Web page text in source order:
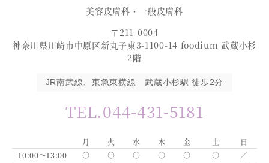
美容皮膚科・一般皮膚科
〒211-0004
神奈川県川崎市中原区新丸子東3-1100-14 foodium 武蔵小杉
2階
JR南武線、東急東横線 武蔵小杉駅 徒歩2分
TEL.044-431-5181
月 火 水 木 金 土
日
10:00～13:00
○ ○ ○ ○ ○ ○
／